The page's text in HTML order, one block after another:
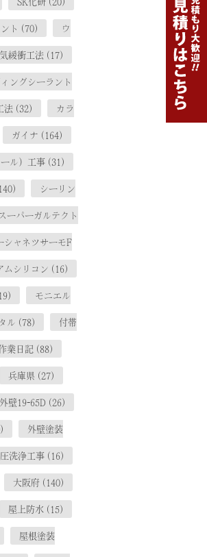
ト (70) ウ
緩衝工法 (17)
ングシーラント
法 (32) カラ
ガイナ (164)
ル）工事 (31)
シーリン
スーパーガルテクト
シャネツサーモF
ムシリコン (16)
モニエル
ル (78) 付帯
業日記 (88)
兵庫県 (27)
外壁19-65D (26)
外壁塗装
洗浄工事 (16)
大阪府 (140)
屋上防水 (15)
屋根塗装